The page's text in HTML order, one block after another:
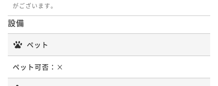
がございます。
設備
ペット
ペット可否： ×